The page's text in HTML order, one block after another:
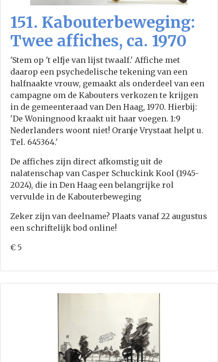
151. Kabouterbeweging:
Twee affiches, ca. 1970
'Stem op 't elfje van lijst twaalf.' Affiche met
daarop een psychedelische tekening van een
halfnaakte vrouw, gemaakt als onderdeel van een
campagne om de Kabouters verkozen te krijgen
in de gemeenteraad van Den Haag, 1970. Hierbij:
'De Woningnood kraakt uit haar voegen. 1:9
Nederlanders woont niet! Oranje Vrystaat helpt u.
Tel. 645364.'
De affiches zijn direct afkomstig uit de
nalatenschap van Casper Schuckink Kool (1945-
2024), die in Den Haag een belangrijke rol
vervulde in de Kabouterbeweging
Zeker zijn van deelname? Plaats vanaf 22 augustus
een schriftelijk bod online!
€ 5